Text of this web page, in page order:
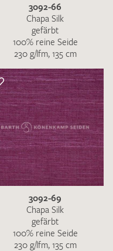
3092-66
Chapa Silk
gefärbt
100% reine Seide
230 g/lfm, 135 cm
3092-69
Chapa Silk
gefärbt
100% reine Seide
230 g/lfm, 135 cm